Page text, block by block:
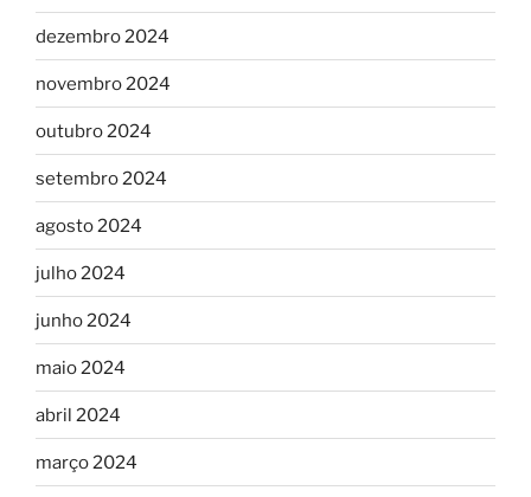
dezembro 2024
novembro 2024
outubro 2024
setembro 2024
agosto 2024
julho 2024
junho 2024
maio 2024
abril 2024
março 2024